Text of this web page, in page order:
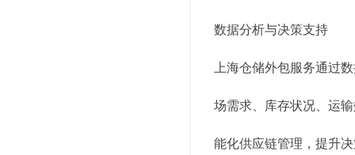
数据分析与决策支持
上海仓储外包服务通过
场需求、库存状况、运
能化供应链管理，提升